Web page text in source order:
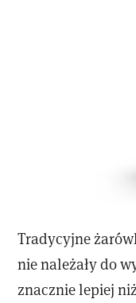
Tradycyjne
nie należały do
znacznie lepiej